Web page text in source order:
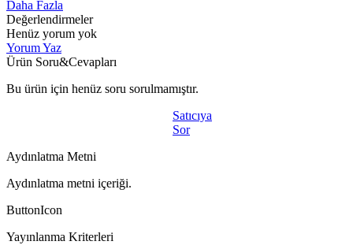
Daha Fazla
Değerlendirmeler
Henüz yorum yok
Yorum Yaz
Ürün Soru&Cevapları
Bu ürün için henüz soru sorulmamıştır.
Satıcıya
Sor
Aydınlatma Metni
Aydınlatma metni içeriği.
ButtonIcon
Yayınlanma Kriterleri